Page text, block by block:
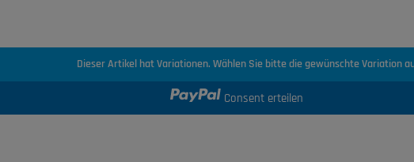
Dieser Artikel hat Variationen. Wählen Sie bitte die gewünschte Variation
Consent erteilen